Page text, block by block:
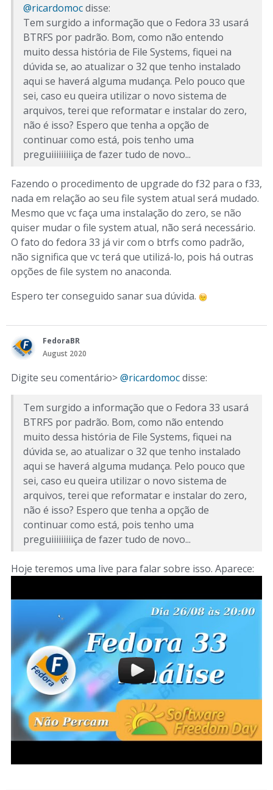
@ricardomocdisse:
Tem surgido a informação que o Fedora 33 usará
BTRFS por padrão. Bom, como não entendo
muito dessa história de File Systems, fiquei na
dúvida se, ao atualizar o 32 que tenho instalado
aqui se haverá alguma mudança. Pelo pouco que
sei, caso eu queira utilizar o novo sistema de
arquivos, terei que reformatar e instalar do zero,
não é isso? Espero que tenha a opção de
continuar como está, pois tenho uma
preguiiiiiiiiiça de fazer tudo de novo...
Fazendo o procedimento de upgrade do f32 para o f33,
nada em relação ao seu file system atual será mudado.
Mesmo que vc faça uma instalação do zero, se não
quiser mudar o file system atual, não será necessário.
O fato do fedora 33 já vir com o btrfs como padrão,
não significa que vc terá que utilizá-lo, pois há outras
opções de file system no anaconda.
Espero ter conseguido sanar sua dúvida.
FedoraBR
August 2020
Digite seu comentário>@ricardomocdisse:
Tem surgido a informação que o Fedora 33 usará
BTRFS por padrão. Bom, como não entendo
muito dessa história de File Systems, fiquei na
dúvida se, ao atualizar o 32 que tenho instalado
aqui se haverá alguma mudança. Pelo pouco que
sei, caso eu queira utilizar o novo sistema de
arquivos, terei que reformatar e instalar do zero,
não é isso? Espero que tenha a opção de
continuar como está, pois tenho uma
preguiiiiiiiiiça de fazer tudo de novo...
Hoje teremos uma live para falar sobre isso. Aparece: